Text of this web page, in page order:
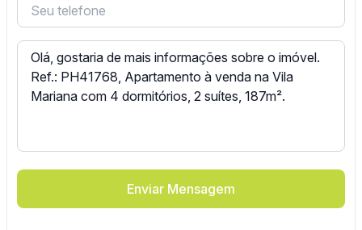
Enviar Mensagem